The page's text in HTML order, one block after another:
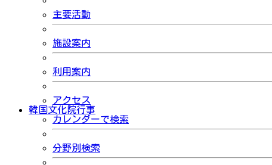
主要活動
施設案内
利用案内
アクセス
韓国文化院行事
カレンダーで検索
分野別検索